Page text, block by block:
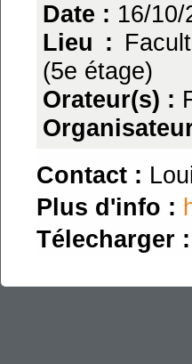
Date : 16/10/
Lieu :
(5e étage)
Orateur(s) :
Contact :
Plus d'info :
Télecharger :